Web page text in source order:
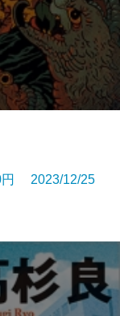
2023/12/25